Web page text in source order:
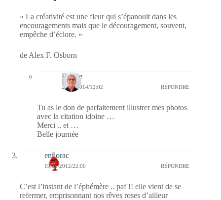
« La créativité est une fleur qui s’épanouit dans les
encouragements mais que le découragement, souvent,
empêche d’éclore. »
de Alex F. Osborn
Bernie
27/07/2014/12:02 RÉPONDRE
Tu as le don de parfaitement illustrer mes photos
avec la citation idoine …
Merci .. et …
Belle journée
enilorac
19/09/2012/22:00 RÉPONDRE
C’est l’instant de l’éphémère .. paf !! elle vient de se
refermer, emprisonnant nos rêves roses d’ailleur